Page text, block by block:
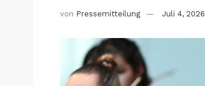
von Pressemitteilung Juli 4, 2026